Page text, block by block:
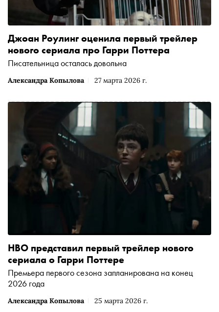
Александра Копылова 27 марта 2026 г.
Джоан Роулинг оценила первый трейлер
нового сериала про Гарри Поттера
Писательница осталась довольна
Александра Копылова 25 марта 2026 г.
HBO представил первый трейлер нового
сериала о Гарри Поттере
Премьера первого сезона запланирована на конец
2026 года